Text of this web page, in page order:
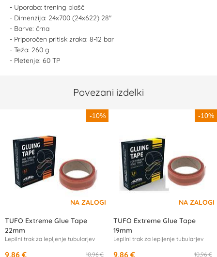
- Uporaba: trening plašč
- Dimenzija: 24x700 (24x622) 28"
- Barve: črna
- Priporočen pritisk zraka: 8-12 bar
- Teža: 260 g
- Pletenje: 60 TP
Povezani izdelki
-10%
TUFO Extreme Glue Tape
22mm
Lepilni trak za lepljenje tubularjev
10,96 €
9,86 €
-10%
TUFO Extreme Glue Tape
19mm
Lepilni trak za lepljenje tubularjev
10,96 €
9,86 €